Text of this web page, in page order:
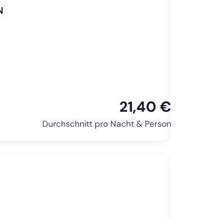
21,40 €
Durchschnitt pro Nacht & Person